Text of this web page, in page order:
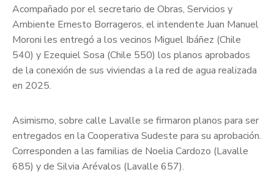
Acompañado por el secretario de Obras, Servicios y
Ambiente Ernesto Borrageros, el intendente Juan Manuel
Moroni les entregó a los vecinos Miguel Ibáñez (Chile
540) y Ezequiel Sosa (Chile 550) los planos aprobados
de la conexión de sus viviendas a la red de agua realizada
en 2025.
Asimismo, sobre calle Lavalle se firmaron planos para ser
entregados en la Cooperativa Sudeste para su aprobación.
Corresponden a las familias de Noelia Cardozo (Lavalle
685) y de Silvia Arévalos (Lavalle 657).